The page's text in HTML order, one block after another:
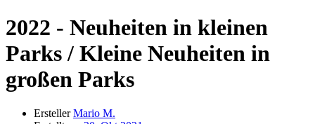
2022 - Neuheiten in kleinen
Parks / Kleine Neuheiten in
großen Parks
Ersteller Mario M.